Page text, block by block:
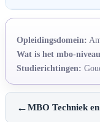
Opleidingsdomein:
Wat is het mbo-
Studierichtingen:
←MBO Techniek